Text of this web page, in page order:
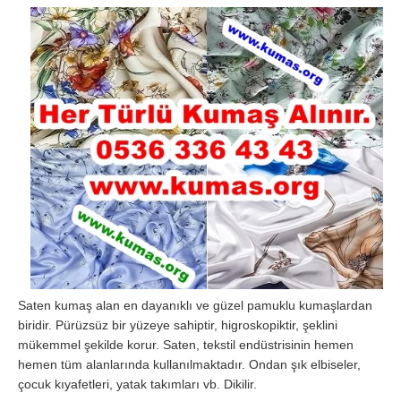
Saten kumaş alan en dayanıklı ve güzel pamuklu kumaşlardan
biridir. Pürüzsüz bir yüzeye sahiptir, higroskopiktir, şeklini
mükemmel şekilde korur. Saten, tekstil endüstrisinin hemen
hemen tüm alanlarında kullanılmaktadır. Ondan şık elbiseler,
çocuk kıyafetleri, yatak takımları vb. Dikilir.